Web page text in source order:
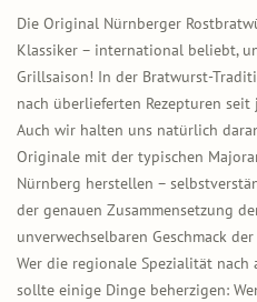
Die Original Nürnberger
Klassiker – international beliebt,
Grillsaison! In der Bratwurst-
nach überlieferten Rezepturen
Auch wir halten uns natürlich
Originale mit der typischen
Nürnberg herstellen –
der genauen Zusammensetzung
unverwechselbaren Geschmack
Wer die regionale Spezialität
sollte einige Dinge beherzigen: